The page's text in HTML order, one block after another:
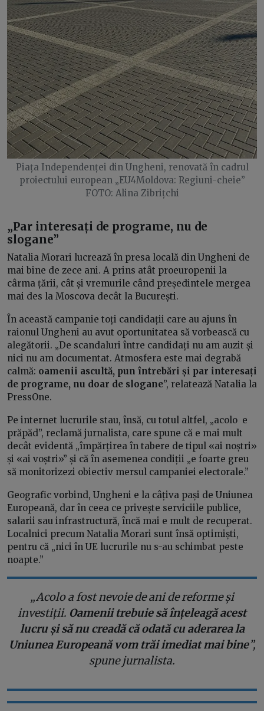
Piața Independenței din Ungheni, renovată în cadrul
proiectului european „EU4Moldova: Regiuni-cheie”
FOTO: Alina Zibrițchi
„Par interesați de programe, nu de
slogane”
Natalia Morari lucrează în presa locală din Ungheni de
mai bine de zece ani. A prins atât proeuropenii la
cârma țării, cât și vremurile când președintele mergea
mai des la Moscova decât la București.
În această campanie toți candidații care au ajuns în
raionul Ungheni au avut oportunitatea să vorbească cu
alegătorii. „De scandaluri între candidați nu am auzit și
nici nu am documentat. Atmosfera este mai degrabă
calmă: oamenii ascultă, pun întrebări și par interesați
de programe, nu doar de slogane”, relatează Natalia la
PressOne.
Pe internet lucrurile stau, însă, cu totul altfel, „acolo e
prăpăd”, reclamă jurnalista, care spune că e mai mult
decât evidentă „împărțirea în tabere de tipul «ai noștri»
și «ai voștri»” și că în asemenea condiții „e foarte greu
să monitorizezi obiectiv mersul campaniei electorale.”
Geografic vorbind, Ungheni e la câțiva pași de Uniunea
Europeană, dar în ceea ce privește serviciile publice,
salarii sau infrastructură, încă mai e mult de recuperat.
Localnici precum Natalia Morari sunt însă optimiști,
pentru că „nici în UE lucrurile nu s-au schimbat peste
noapte.”
„Acolo a fost nevoie de ani de reforme și
investiții. Oamenii trebuie să înțeleagă acest
lucru și să nu creadă că odată cu aderarea la
Uniunea Europeană vom trăi imediat mai bine”,
spune jurnalista.